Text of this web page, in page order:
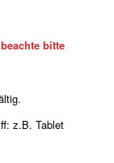
bitte
z.B. Tablet